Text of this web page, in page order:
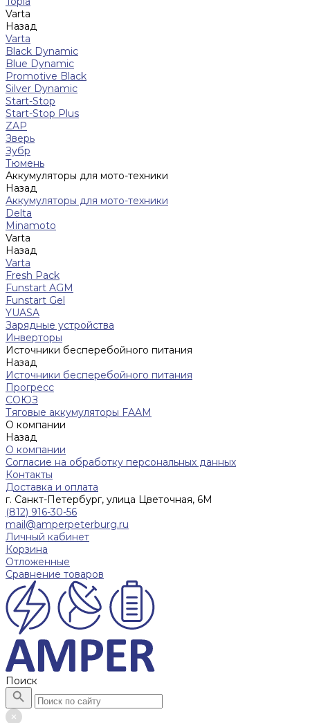
Varta
Назад
Varta
Black Dynamic
Blue Dynamic
Promotive Black
Silver Dynamic
Start-Stop
Start-Stop Plus
ZAP
Зверь
Зубр
Тюмень
Аккумуляторы для мото-техники
Назад
Аккумуляторы для мото-техники
Delta
Minamoto
Varta
Назад
Varta
Fresh Pack
Funstart AGM
Funstart Gel
YUASA
Зарядные устройства
Инверторы
Источники бесперебойного питания
Назад
Источники бесперебойного питания
Прогресс
СОЮЗ
Тяговые аккумуляторы FAAM
О компании
Назад
О компании
Согласие на обработку персональных данных
Контакты
Доставка и оплата
г. Санкт-Петербург, улица Цветочная, 6М
(812) 916-30-56
mail@amperpeterburg.ru
Личный кабинет
Корзина
Отложенные
Сравнение товаров
Поиск